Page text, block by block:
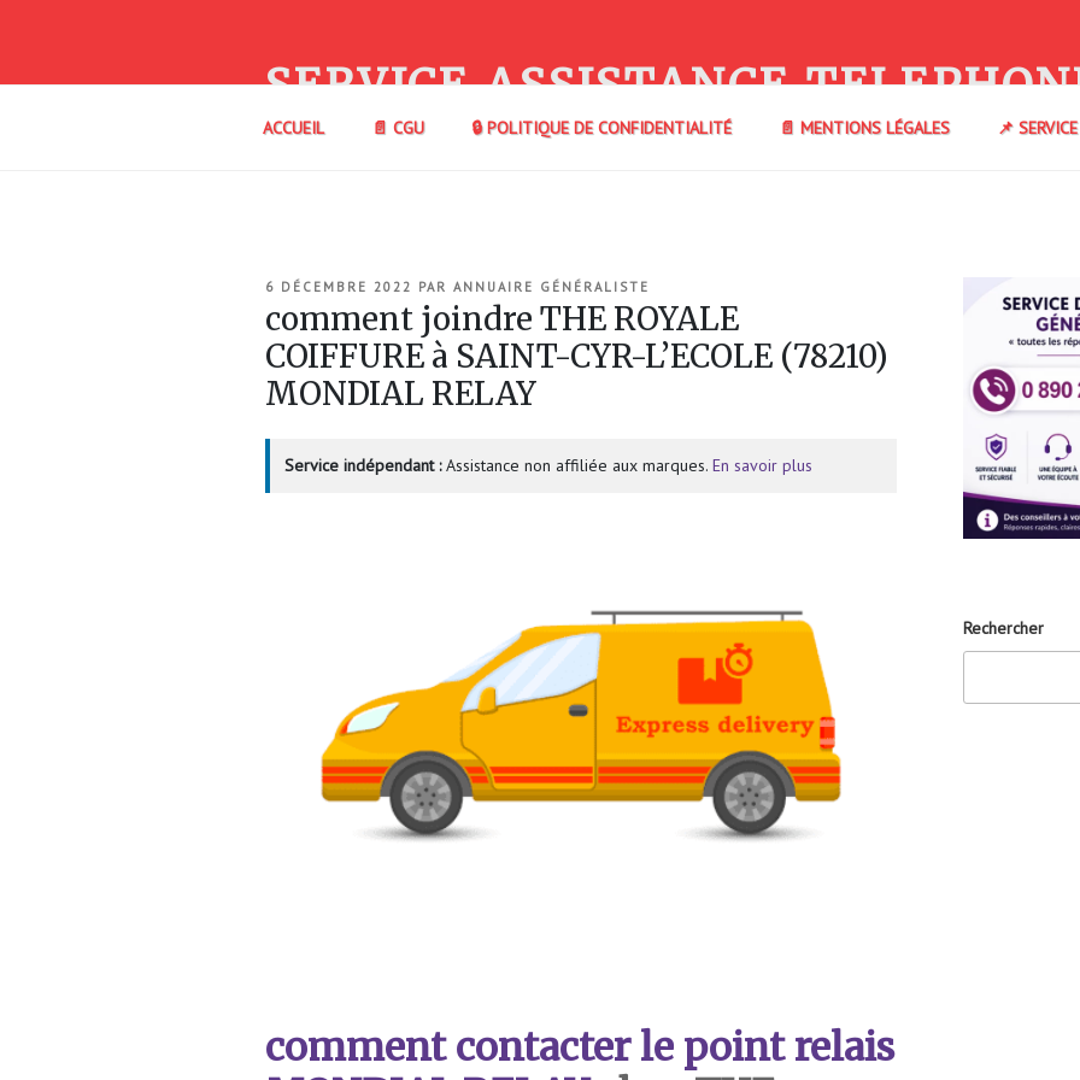
SERVICE ASSISTANCE
ACCUEIL 📄 CGU 🔒 POLITIQUE DE CONFIDENTIALITÉ 📄 MENTIONS LÉGALES 📌
PUBLIÉ
6 DÉCEMBRE 2022 PAR ANNUAIRE GÉNÉRALISTE
comment joindre THE ROYALE
COIFFURE à SAINT-CYR-L’ECOLE (78210)
MONDIAL RELAY
Service indépendant :Assistance non affiliée aux marques. En savoir plus
comment contacter le point relais
Rechercher